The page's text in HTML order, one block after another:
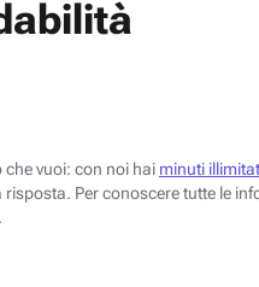
che vuoi: con noi hai minuti
Per conoscere tutte le
.